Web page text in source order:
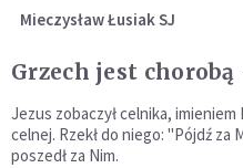
Mieczysław Łusiak SJ
Grzech jest chorobą
Jezus zobaczył celnika,
celnej. Rzekł do niego: "Pójdź za
poszedł za Nim.